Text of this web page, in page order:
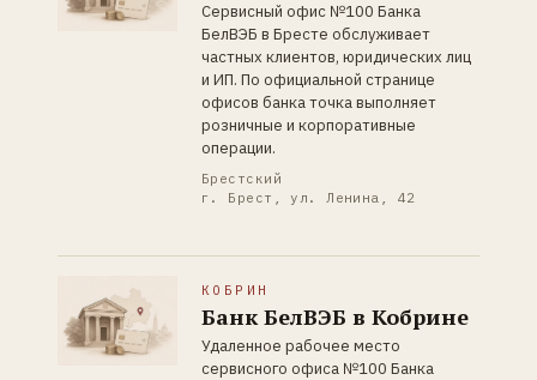
Сервисный офис №100 Банка
БелВЭБ в Бресте обслуживает
частных клиентов, юридических лиц
и ИП. По официальной странице
офисов банка точка выполняет
розничные и корпоративные
операции.
Брестский
г. Брест, ул. Ленина, 42
КОБРИН
Банк БелВЭБ в Кобрине
Удаленное рабочее место
сервисного офиса №100 Банка